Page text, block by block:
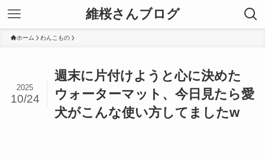
維桜さんブログ
ホーム わんこもの
週末に片付けようと心に決めた
ウォーターマット、今日見たら愛
犬がこんな使い方してましたw
2025
10/24